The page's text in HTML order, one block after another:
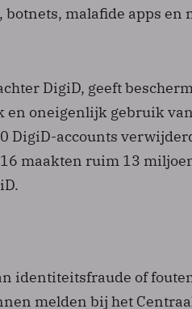
botnets, malafide apps en
DigiD, geeft
en oneigenlijk gebruik
DigiD-accounts
maakten ruim 13
identiteitsfraude of
melden bij het